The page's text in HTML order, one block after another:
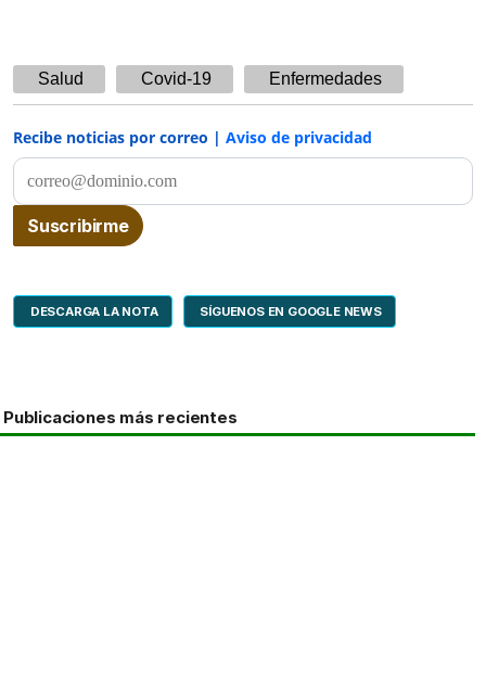
Salud Covid-19 Enfermedades
Recibe noticias por correo | Aviso de privacidad
DESCARGA LA NOTA SÍGUENOS EN GOOGLE NEWS
Publicaciones más recientes